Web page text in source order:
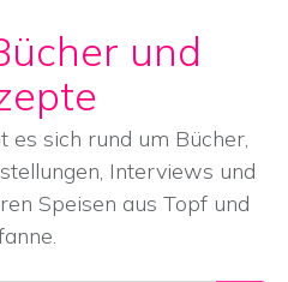
und
es sich rund um Bücher,
Interviews und
Speisen aus Topf und